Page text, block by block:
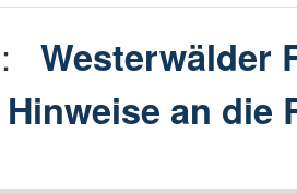
Westerwälder
Hinweise an die